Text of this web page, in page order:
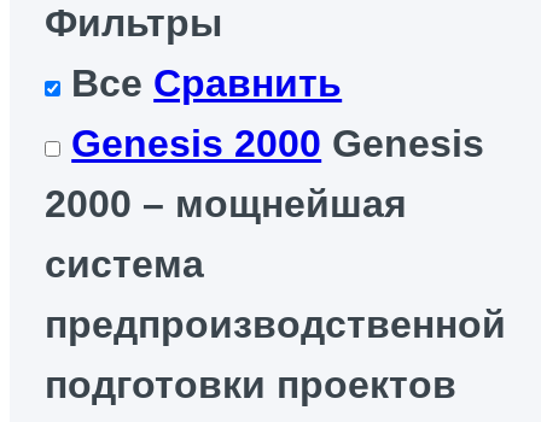
Фильтры
Все Сравнить
Genesis 2000 Genesis
2000 – мощнейшая
система
предпроизводственной
подготовки проектов